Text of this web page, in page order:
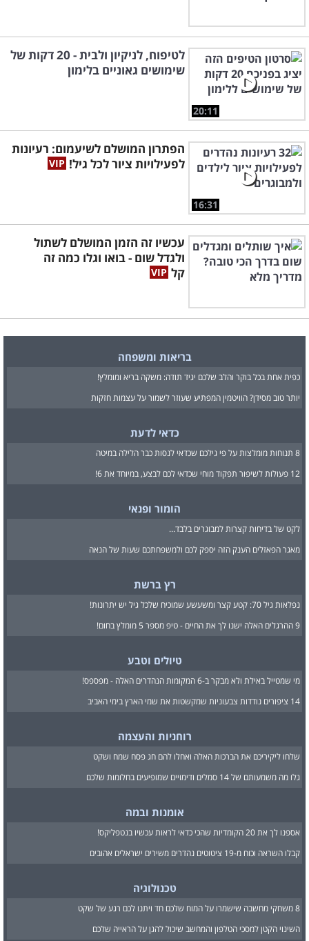
20:11
לטיפוח, לניקיון ולבית - 20 דקות של
שימושים גאוניים בלימון
16:31
הפתרון המושלם לשיעמום: רעיונות
לפעילויות ציור לכל גיל!
עכשיו זה הזמן המושלם לשתול
ולגדל שום - בואו וגלו כמה זה
קל
בריאות ומשפחה
כפית אחת בכל בוקר והלב שלכם יגיד תודה: משקה בריא ומומלץ!
יותר טוב מסידן? הוויטמין המפתיע שעוזר לשמור על עצמות חזקות
כדאי לדעת
8 תנוחות מומלצות על פי גילכם שכדאי לנסות כבר הלילה במיטה
12 פעולות לשיפור תפקוד מוחי שכדאי לכם לבצע, במיוחד את 6!
הומור ופנאי
לקט של בדיחות קצרות למבוגרים בלבד...
מאגר הפאזלים הענק הזה יספק לכם ולמשפחתכם שעות של הנאה
רץ ברשת
נפלאות גיל 70: קטע קצר ומשעשע שמוכיח שלכל גיל יש יתרונות!
9 ההרגלים האלה ישנו לך את החיים - טיפ מספר 5 מומלץ בחום!
טיולים וטבע
מי שמטייל באילת ולא מבקר ב-6 המקומות הנהדרים האלה - מפספס!
14 ציפורים נודדות צבעוניות שמקשטות את שמי הארץ בימי האביב
רוחניות והעצמה
שלחו ליקיריכם את הברכות האלה ואחלו להם חג פסח שמח ושקט
גלו מה משמעותם של 14 סמלים ודימויים שמופיעים בחלומות שלכם
אומנות ובמה
אספנו לך את 20 הקומדיות שהכי כדאי לראות עכשיו בנטפליקס!
קבלו השראה וכוח מ-19 ציטוטים נהדרים משירים ישראלים אהובים
טכנולוגיה
8 משחקי מחשבה שישמרו על המוח שלכם חד ויתנו לכם רגע של שקט
השינוי הקטן למסכי הטלפון והמחשב שיכול להגן על הראייה שלכם